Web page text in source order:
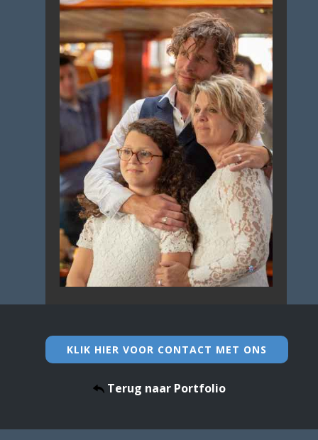
KLIK HIER VOOR CONTACT MET ONS
Terug naar Portfolio